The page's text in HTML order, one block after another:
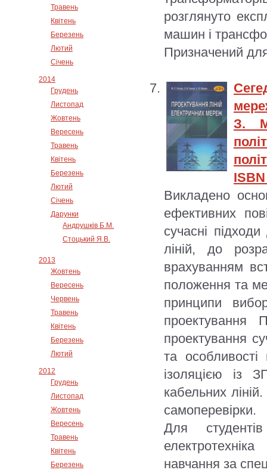
Травень
Квітень
Березень
Лютий
Січень
2014
Грудень
Листопад
Жовтень
Вересень
Травень
Квітень
Березень
Лютий
Січень
Дарунки
Андрушків Б.М.
Стоцький Я.В.
2013
Жовтень
Вересень
Червень
Травень
Квітень
Березень
Лютий
2012
Грудень
Листопад
Жовтень
Вересень
Травень
Квітень
Березень
розглянуто
машин і
Призначений
З.
Викладено
ефективних
сучасні
ліній, до
врахуванням
положення та
принципи
проектування
проектування
та
ізоляцією із
кабельних
самоперевірки.
Для студентів
навчання за